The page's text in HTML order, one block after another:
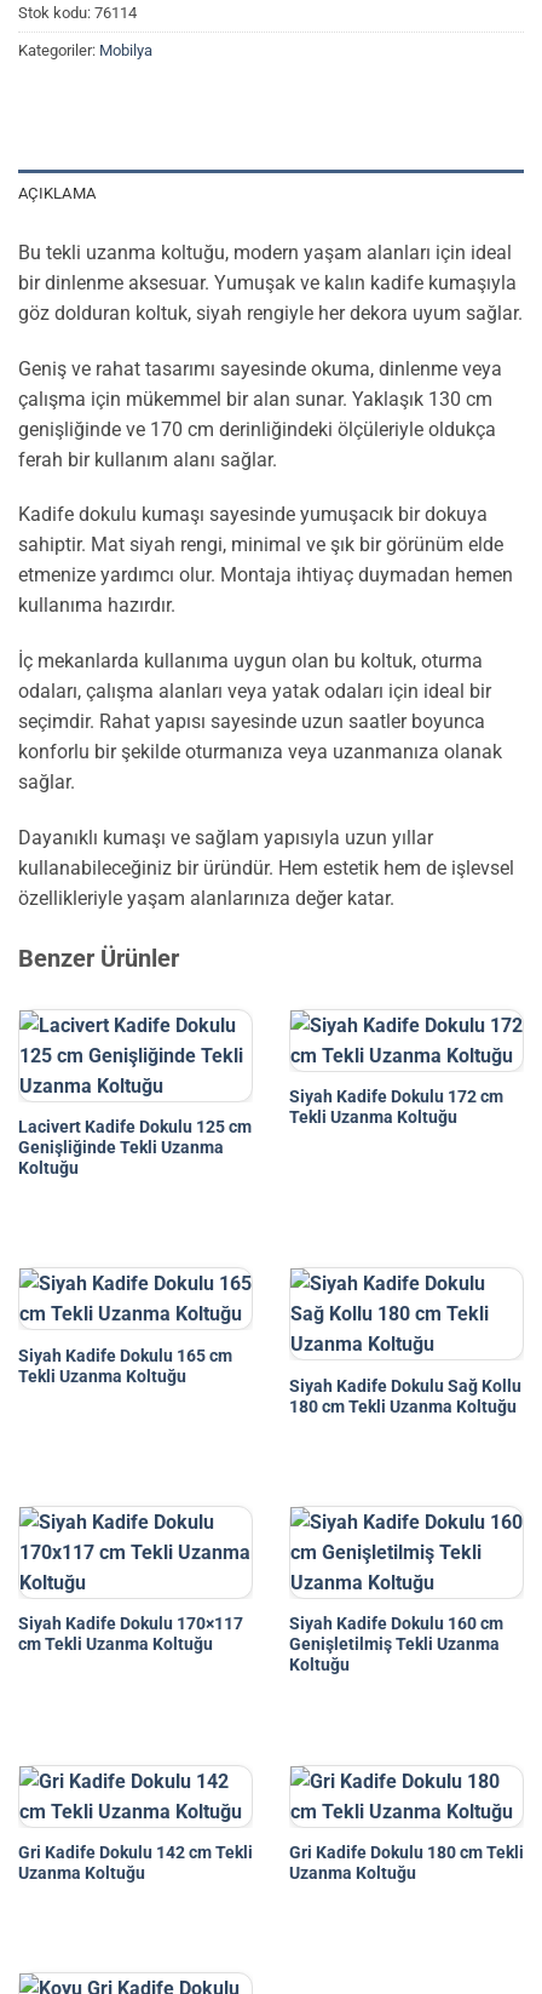
Stok kodu: 76114
Kategoriler: Mobilya
AÇIKLAMA
Bu tekli uzanma koltuğu, modern yaşam alanları için ideal
bir dinlenme aksesuar. Yumuşak ve kalın kadife kumaşıyla
göz dolduran koltuk, siyah rengiyle her dekora uyum sağlar.
Geniş ve rahat tasarımı sayesinde okuma, dinlenme veya
çalışma için mükemmel bir alan sunar. Yaklaşık 130 cm
genişliğinde ve 170 cm derinliğindeki ölçüleriyle oldukça
ferah bir kullanım alanı sağlar.
Kadife dokulu kumaşı sayesinde yumuşacık bir dokuya
sahiptir. Mat siyah rengi, minimal ve şık bir görünüm elde
etmenize yardımcı olur. Montaja ihtiyaç duymadan hemen
kullanıma hazırdır.
İç mekanlarda kullanıma uygun olan bu koltuk, oturma
odaları, çalışma alanları veya yatak odaları için ideal bir
seçimdir. Rahat yapısı sayesinde uzun saatler boyunca
konforlu bir şekilde oturmanıza veya uzanmanıza olanak
sağlar.
Dayanıklı kumaşı ve sağlam yapısıyla uzun yıllar
kullanabileceğiniz bir üründür. Hem estetik hem de işlevsel
özellikleriyle yaşam alanlarınıza değer katar.
Benzer Ürünler
Lacivert Kadife Dokulu 125 cm
Genişliğinde Tekli Uzanma
Koltuğu
Siyah Kadife Dokulu 172 cm
Tekli Uzanma Koltuğu
Siyah Kadife Dokulu 165 cm
Tekli Uzanma Koltuğu
Siyah Kadife Dokulu Sağ Kollu
180 cm Tekli Uzanma Koltuğu
Siyah Kadife Dokulu 170×117
cm Tekli Uzanma Koltuğu
Siyah Kadife Dokulu 160 cm
Genişletilmiş Tekli Uzanma
Koltuğu
Gri Kadife Dokulu 142 cm Tekli
Uzanma Koltuğu
Gri Kadife Dokulu 180 cm Tekli
Uzanma Koltuğu